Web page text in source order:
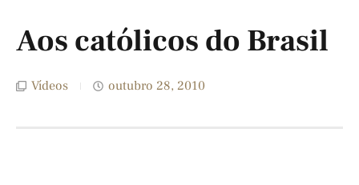
Aos católicos do Brasil
Vídeos outubro 28, 2010